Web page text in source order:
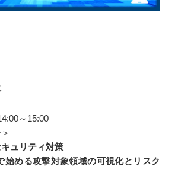
～15:00
ュリティ対策
始める攻撃対象領域の可視化とリスク